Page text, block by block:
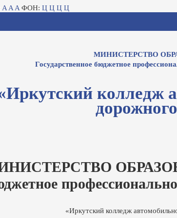
A A A ФОН: Ц Ц Ц Ц
МИНИСТЕРСТВО
Государственное бюджетное
колледж
«Иркутский колледж